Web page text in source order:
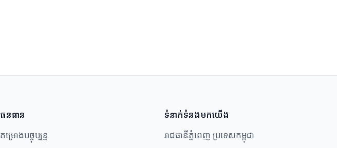
ធនធាន​
គម្រោងបច្ចុប្បន្ន
ទំនាក់ទំនងមកយើង
រាជធានីភ្នំពេញ ប្រទេសកម្ពុជា